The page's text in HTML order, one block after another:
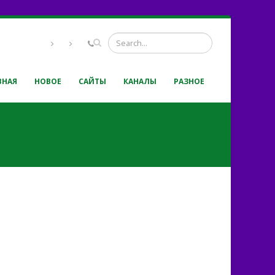
НОВОЕ САЙТЫ КАНАЛЫ РАЗНОЕ